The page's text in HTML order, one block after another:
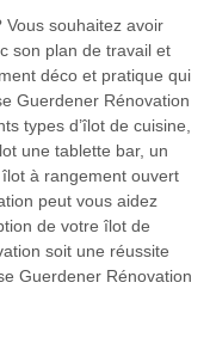
souhaitez avoir
son plan de travail et
déco et pratique qui
Guerdener Rénovation
types d’îlot de cuisine,
une tablette bar, un
à rangement ouvert
peut vous aidez
de votre îlot de
soit une réussite
Guerdener Rénovation